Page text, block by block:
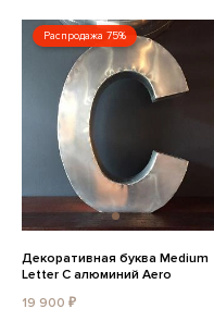
Распродажа 75%
Декоративная буква Medium
Letter C алюминий Aero
19 900 ₽